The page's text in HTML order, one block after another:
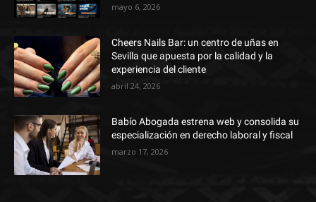
mayo 6, 2026
Cheers Nails Bar: un centro de uñas en
Sevilla que apuesta por la calidad y la
experiencia del cliente
abril 24, 2026
Babío Abogada estrena web y consolida su
especialización en derecho laboral y fiscal
marzo 17, 2026